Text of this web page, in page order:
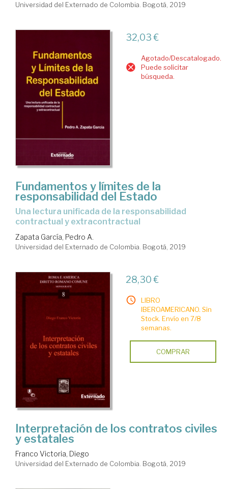
Universidad del Externado de Colombia. Bogotá, 2019
32,03 €
Agotado/Descatalogado.
Puede solicitar
búsqueda.
Fundamentos y límites de la
responsabilidad del Estado
una lectura unificada de la responsabilidad
contractual y extracontractual
Zapata García, Pedro A.
Universidad del Externado de Colombia. Bogotá, 2019
28,30 €
LIBRO
IBEROAMERICANO. Sin
Stock. Envío en 7/8
semanas.
COMPRAR
Interpretación de los contratos civiles
y estatales
Franco Victoria, Diego
Universidad del Externado de Colombia. Bogotá, 2019